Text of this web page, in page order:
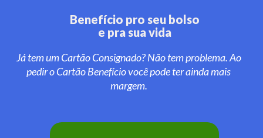
Benefício pro seu bolso
e pra sua vida
Já tem um Cartão Consignado? Não tem problema. Ao
pedir o Cartão Benefício você pode ter ainda mais
margem.